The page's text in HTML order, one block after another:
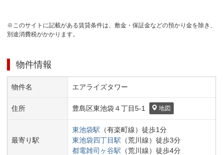
※このサイトに記載がある賃貸条件は、敷金・保証金などの預かり金を除き、
別途消費税がかかります。
物件情報
物件名 エアライズタワー
住所 豊島区東池袋４丁目5-1 地図
最寄り駅
東池袋駅 （有楽町線） 徒歩1分
東池袋四丁目駅 （荒川線） 徒歩3分
都電雑司ヶ谷駅 （荒川線） 徒歩4分